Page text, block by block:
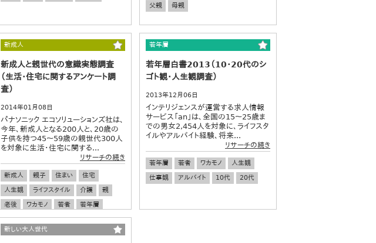
父親
母親
新成人
新成人と親世代の意識実態調査
（生活・住宅に関するアンケート調
査）
2014年01月08日
パナソニック エコソリューションズ社は、
今年、新成人となる200人と、20歳の
子供を持つ45～59歳の親世代300人
を対象に生活・住宅に関する...
リサーチの続き
新成人 親子 住まい
住宅
人生観
ライフスタイル 介護
親
老後
ワカモノ 若者 若年層
若年層
若年層白書2013（10・20代のシ
ゴト観・人生観調査）
2013年12月06日
インテリジェンスが運営する求人情報
サービス「an」は、全国の15～25歳ま
での男女2,454人を対象に、ライフスタ
イルやアルバイト経験、将来...
リサーチの続き
若年層 若者 ワカモノ
人生観
仕事観
アルバイト 10代 20代
新しい大人世代